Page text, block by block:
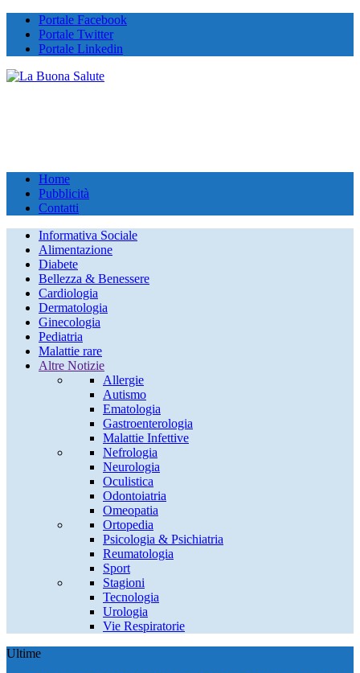
Portale Facebook
Portale Twitter
Portale Linkedin
Home
Pubblicità
Contatti
Informativa Sociale
Alimentazione
Diabete
Bellezza & Benessere
Cardiologia
Dermatologia
Ginecologia
Pediatria
Malattie rare
Altre Notizie
Allergie
Autismo
Ematologia
Gastroenterologia
Malattie Infettive
Nefrologia
Neurologia
Oculistica
Odontoiatria
Omeopatia
Ortopedia
Psicologia & Psichiatria
Reumatologia
Sport
Stagioni
Tecnologia
Urologia
Vie Respiratorie
Ultime